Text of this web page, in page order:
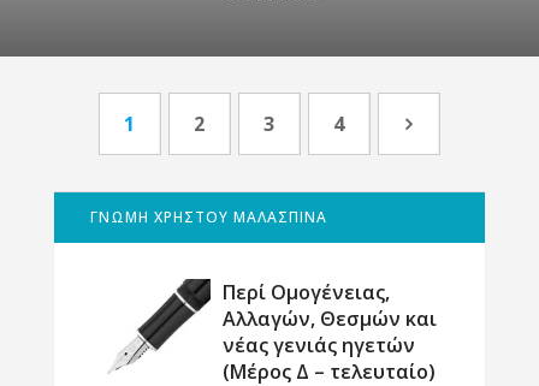
1 2 3 4
ΓΝΩΜΗ ΧΡΗΣΤΟΥ ΜΑΛΑΣΠΙΝΑ
Περί Ομογένειας,
Αλλαγών, Θεσμών και
νέας γενιάς ηγετών
(Μέρος Δ – τελευταίο)